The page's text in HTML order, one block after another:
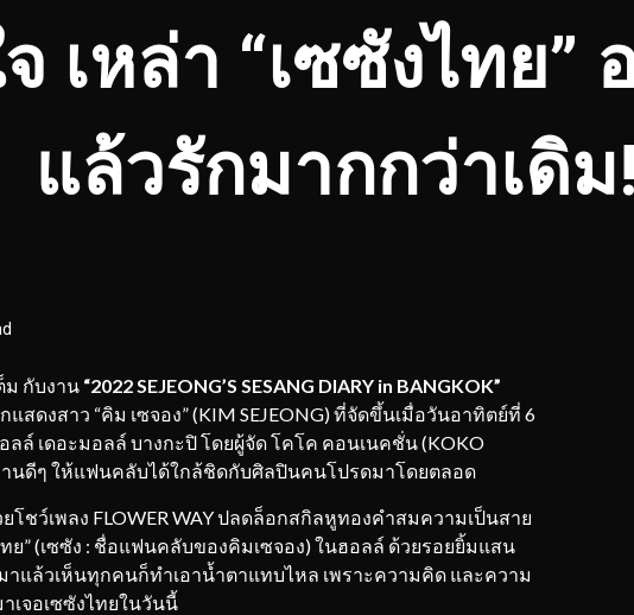
เหล่า “เซซังไทย”
แล้วรักมากกว่าเดิม!
กับงาน “2022SEJEONG’S SESANG DIARY in BANGKOK”
ดงสาว “คิม เซจอง” (KIM SEJEONG) ที่จัดขึ้นเมื่อวันอาทิตย์ที่ 6
ล์ เดอะมอลล์ บางกะปิ โดยผู้จัด โคโค คอนเนคชั่น (KOKO
านดีๆ ให้แฟนคลับได้ใกล้ชิดกับศิลปินคนโปรดมาโดยตลอด
ว์เพลง FLOWER WAY ปลดล็อกสกิลหูทองคำสมความเป็นสาย
ย” (เซซัง : ชื่อแฟนคลับของคิมเซจอง) ในฮอลล์ ด้วยรอยยิ้มแสน
แล้วเห็นทุกคนก็ทำเอาน้ำตาแทบไหล เพราะความคิด และความ
เจอเซซังไทยในวันนี้